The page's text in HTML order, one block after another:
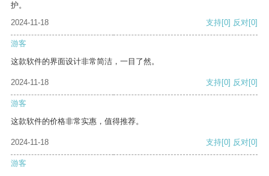
护。
2024-11-18
支持[0] 反对[0]
游客
这款软件的界面设计非常简洁，一目了然。
2024-11-18 支持[0] 反对[0]
游客
这款软件的价格非常实惠，值得推荐。
2024-11-18 支持[0] 反对[0]
游客